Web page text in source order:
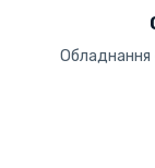
Обладнання